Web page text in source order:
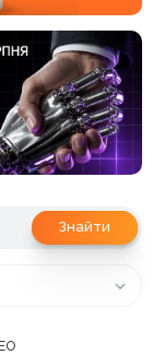
Знайти